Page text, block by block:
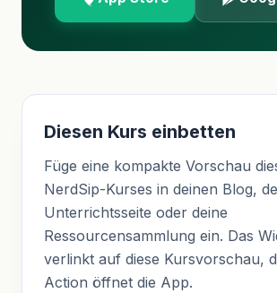
Diesen Kurs einbetten
Füge eine kompakte Vorschau
NerdSip-Kurses in deinen Blog,
Unterrichtsseite oder deine
Ressourcensammlung ein. Das
verlinkt auf diese Kursvorschau,
Action öffnet die App.